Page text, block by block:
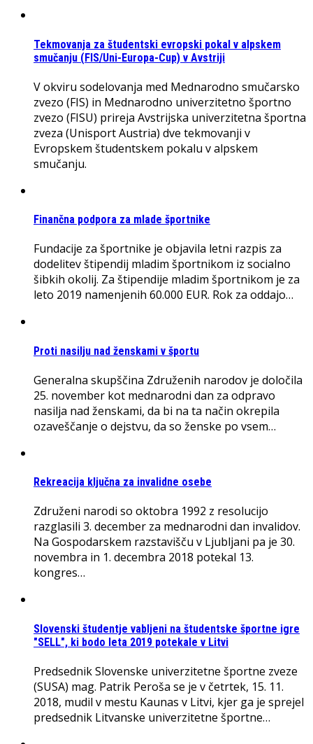
Tekmovanja za študentski evropski pokal v alpskem
smučanju (FIS/Uni-Europa-Cup) v Avstriji
V okviru sodelovanja med Mednarodno smučarsko
zvezo (FIS) in Mednarodno univerzitetno športno
zvezo (FISU) prireja Avstrijska univerzitetna športna
zveza (Unisport Austria) dve tekmovanji v
Evropskem študentskem pokalu v alpskem
smučanju.
Finančna podpora za mlade športnike
Fundacije za športnike je objavila letni razpis za
dodelitev štipendij mladim športnikom iz socialno
šibkih okolij. Za štipendije mladim športnikom je za
leto 2019 namenjenih 60.000 EUR. Rok za oddajo…
Proti nasilju nad ženskami v športu
Generalna skupščina Združenih narodov je določila
25. november kot mednarodni dan za odpravo
nasilja nad ženskami, da bi na ta način okrepila
ozaveščanje o dejstvu, da so ženske po vsem…
Rekreacija ključna za invalidne osebe
Združeni narodi so oktobra 1992 z resolucijo
razglasili 3. december za mednarodni dan invalidov.
Na Gospodarskem razstavišču v Ljubljani pa je 30.
novembra in 1. decembra 2018 potekal 13.
kongres…
Slovenski študentje vabljeni na študentske športne igre
"SELL", ki bodo leta 2019 potekale v Litvi
Predsednik Slovenske univerzitetne športne zveze
(SUSA) mag. Patrik Peroša se je v četrtek, 15. 11.
2018, mudil v mestu Kaunas v Litvi, kjer ga je sprejel
predsednik Litvanske univerzitetne športne…